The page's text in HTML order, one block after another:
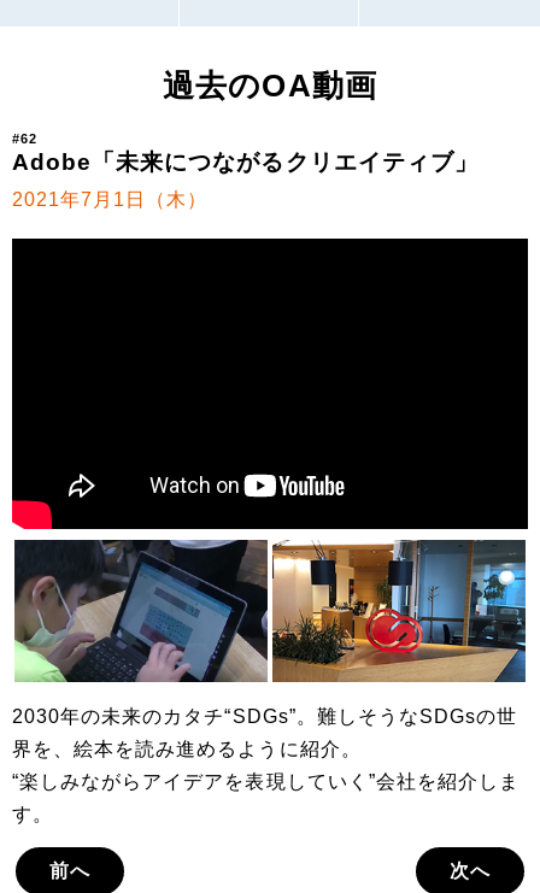
過去のOA動画
#62
Adobe「未来につながるクリエイティブ」
2021年7月1日（木）
2030年の未来のカタチ“SDGs”。難しそうなSDGsの世
界を、絵本を読み進めるように紹介。
“楽しみながらアイデアを表現していく”会社を紹介しま
す。
前へ 次へ